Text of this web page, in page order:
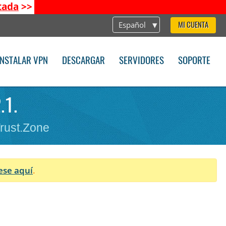
>>
Español MI CUENTA
INSTALAR VPN DESCARGAR SERVIDORES SOPORTE
aquí.